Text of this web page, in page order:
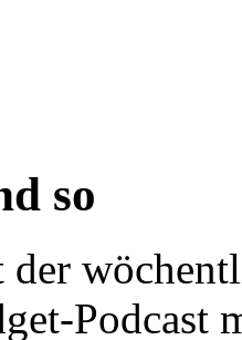
so
der
Podcast